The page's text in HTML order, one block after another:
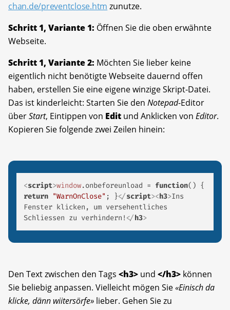
chan.de/preventclose.htm zunutze.
Schritt 1, Variante 1: Öffnen Sie die oben erwähnte
Webseite.
Schritt 1, Variante 2: Möchten Sie lieber keine
eigentlich nicht benötigte Webseite dauernd offen
haben, erstellen Sie eine eigene winzige Skript-Datei.
Das ist kinderleicht: Starten Sie den Notepad-Editor
überStart, Eintippen von Edit und Anklicken von Editor.
Kopieren Sie folgende zwei Zeilen hinein:
<script>window.onbeforeunload = function(
return "WarnOnClose" ; }</script><h3>Ins
Fenster klicken, um versehentliches
Schliessen zu verhindern! </h3>
Den Text zwischen den Tags <h3> und </h3> können
Sie beliebig anpassen. Vielleicht mögen Sie«Einisch da
klicke, dänn wiitersörfe» lieber. Gehen Sie zu